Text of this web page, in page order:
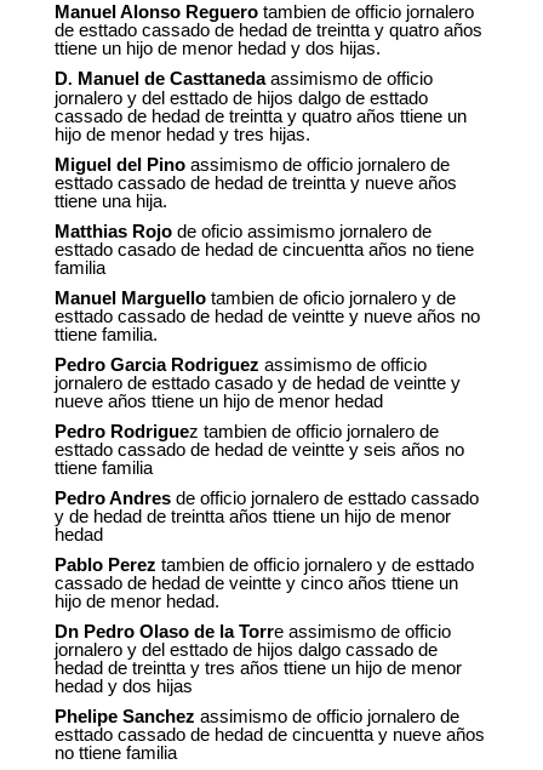
Manuel Alonso Reguero tambien de officio jornalero
de esttado cassado de hedad de treintta y quatro años
ttiene un hijo de menor hedad y dos hijas.
D. Manuel de Casttaneda assimismo de officio
jornalero y del esttado de hijos dalgo de esttado
cassado de hedad de treintta y quatro años ttiene un
hijo de menor hedad y tres hijas.
Miguel del Pino assimismo de officio jornalero de
esttado cassado de hedad de treintta y nueve años
ttiene una hija.
Matthias Rojo de oficio assimismo jornalero de
esttado casado de hedad de cincuentta años no tiene
familia
Manuel Marguello tambien de oficio jornalero y de
esttado cassado de hedad de veintte y nueve años no
ttiene familia.
Pedro Garcia Rodriguez assimismo de officio
jornalero de esttado casado y de hedad de veintte y
nueve años ttiene un hijo de menor hedad
Pedro Rodriguez tambien de officio jornalero de
esttado cassado de hedad de veintte y seis años no
ttiene familia
Pedro Andres de officio jornalero de esttado cassado
y de hedad de treintta años ttiene un hijo de menor
hedad
Pablo Perez tambien de officio jornalero y de esttado
cassado de hedad de veintte y cinco años ttiene un
hijo de menor hedad.
Dn Pedro Olaso de la Torre assimismo de officio
jornalero y del esttado de hijos dalgo cassado de
hedad de treintta y tres años ttiene un hijo de menor
hedad y dos hijas
Phelipe Sanchez assimismo de officio jornalero de
esttado cassado de hedad de cincuentta y nueve años
no ttiene familia